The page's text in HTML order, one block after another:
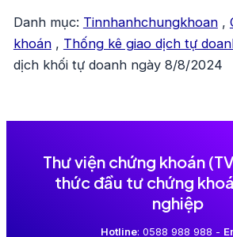
Danh mục: Tinnhanhchungkhoan,
khoán, Thống kê giao dịch tự
dịch khối tự doanh ngày 8/8/2024
Thư viện chứng khoán
thức đầu tư chứng
nghiệp
Hotline: 0588 988 988 -